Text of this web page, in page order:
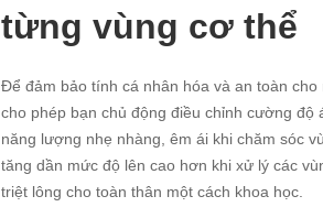
từng vùng cơ thể
Để đảm bảo tính cá nhân hóa và an toàn
cho phép bạn chủ động điều chỉnh cường
năng lượng nhẹ nhàng, êm ái khi chăm sóc
tăng dần mức độ lên cao hơn khi xử lý các
triệt lông cho toàn thân một cách khoa học.